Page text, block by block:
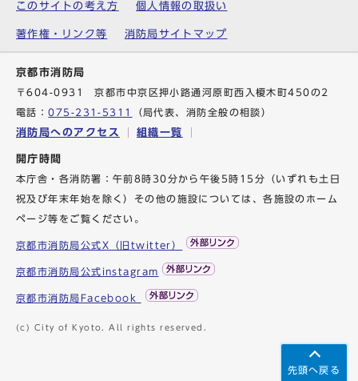
先頭へ戻る
このサイトの考え方 個人情報の取扱い
著作権・リンク等 消防局サイトマップ
京都市消防局
〒604-0931 京都市中京区押小路通河原町西入榎木町450の2
電話：075-231-5311 （局代表、消防全般の相談）
消防局へのアクセス 組織一覧
開庁時間
本庁舎・各消防署：午前8時30分から午後5時15分（いずれも土日
祝及び年末年始を除く）その他の施設については、各施設のホーム
ページ等をご覧ください。
京都市消防局公式X（旧twitter）
京都市消防局公式instagram
京都市消防局Facebook
(c) City of Kyoto. All rights reserved.